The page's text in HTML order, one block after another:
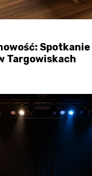
Spotkanie
Targowiskach